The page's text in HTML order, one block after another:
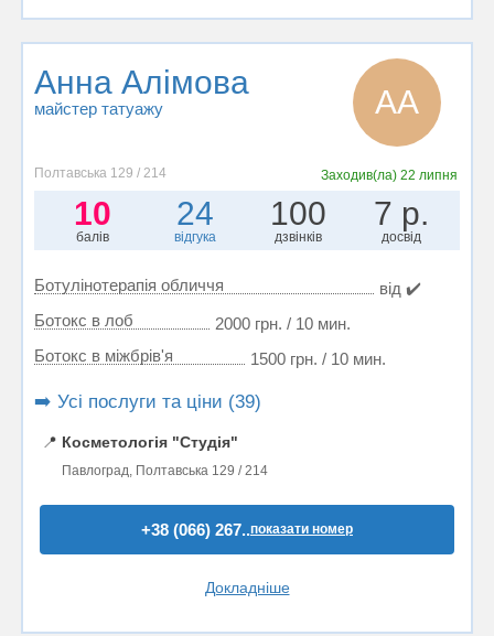
Анна Алімова
майстер татуажу АА
Полтавська 129 / 214 Заходив(ла) 22 липня
10
балів
24
відгука
100
дзвінків
7 р.
досвід
Ботулінотерапія обличчя
від ✔️
Ботокс в лоб
2000 грн. / 10 мин.
Ботокс в міжбрів'я
1500 грн. / 10 мин.
➡️ Усі послуги та ціни (39)
📍 Косметологія "Студія"
Павлоград, Полтавська 129 / 214
+38 (066) 267..показати номер
Докладніше